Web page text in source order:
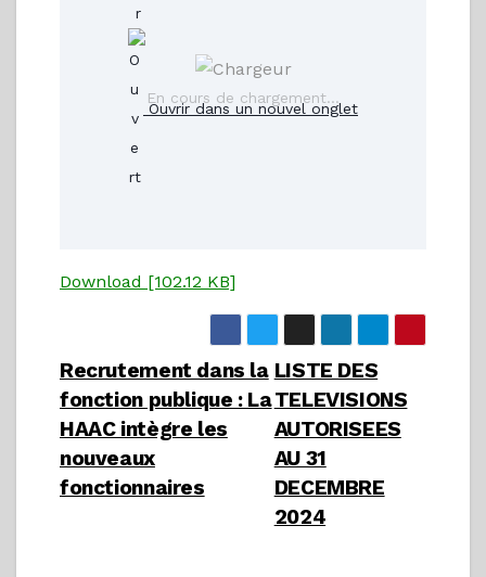
En cours de chargement…
Ouvrir dans un nouvel onglet
Download [102.12 KB]
Navigation
de
l’article
LISTE DES
TELEVISIONS
AUTORISEES
AU 31
DECEMBRE
2024
Recrutement dans la
fonction publique : La
HAAC intègre les
nouveaux
fonctionnaires